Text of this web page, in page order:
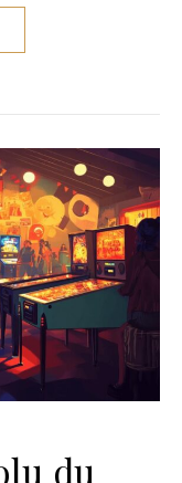
du